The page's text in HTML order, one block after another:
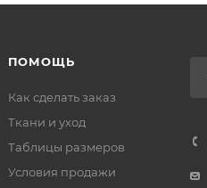
ПОМОЩЬ
Как сделать заказ
Ткани и уход
Таблицы размеров
Условия продажи